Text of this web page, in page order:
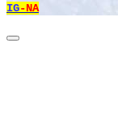
IG-NA